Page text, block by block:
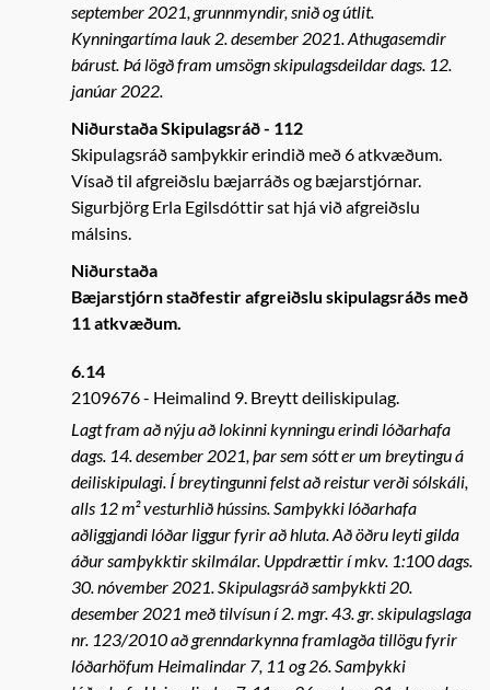
september 2021, grunnmyndir, snið og útlit.
Kynningartíma lauk 2. desember 2021. Athugasemdir
bárust. Þá lögð fram umsögn skipulagsdeildar dags. 12.
janúar 2022.
Niðurstaða Skipulagsráð - 112
Skipulagsráð samþykkir erindið með 6 atkvæðum.
Vísað til afgreiðslu bæjarráðs og bæjarstjórnar.
Sigurbjörg Erla Egilsdóttir sat hjá við afgreiðslu
málsins.
Niðurstaða
Bæjarstjórn staðfestir afgreiðslu skipulagsráðs með
11 atkvæðum.
6.14
2109676
Heimalind 9. Breytt deiliskipulag.
Lagt fram að nýju að lokinni kynningu erindi lóðarhafa
dags. 14. desember 2021, þar sem sótt er um breytingu á
deiliskipulagi. Í breytingunni felst að reistur verði sólskáli,
alls 12 m² vesturhlið hússins. Samþykki lóðarhafa
aðliggjandi lóðar liggur fyrir að hluta. Að öðru leyti gilda
áður samþykktir skilmálar. Uppdrættir í mkv. 1:100 dags.
30. nóvember 2021. Skipulagsráð samþykkti 20.
desember 2021 með tilvísun í 2. mgr. 43. gr. skipulagslaga
nr. 123/2010 að grenndarkynna framlagða tillögu fyrir
lóðarhöfum Heimalindar 7, 11 og 26. Samþykki